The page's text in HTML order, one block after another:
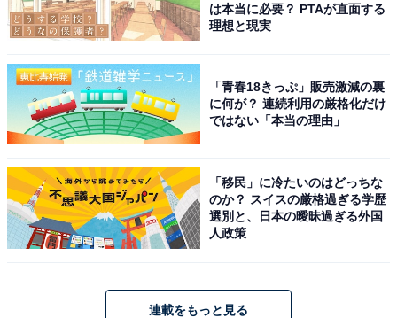
は本当に必要？ PTAが直面する
理想と現実
「青春18きっぷ」販売激減の裏
に何が？ 連続利用の厳格化だけ
ではない「本当の理由」
「移民」に冷たいのはどっちな
のか？ スイスの厳格過ぎる学歴
選別と、日本の曖昧過ぎる外国
人政策
連載をもっと見る